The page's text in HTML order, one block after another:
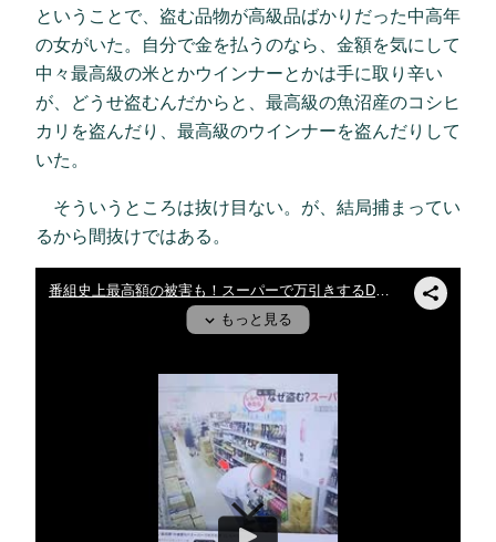
ということで、盗む品物が高級品ばかりだった中高年
の女がいた。自分で金を払うのなら、金額を気にして
中々最高級の米とかウインナーとかは手に取り辛い
が、どうせ盗むんだからと、最高級の魚沼産のコシヒ
カリを盗んだり、最高級のウインナーを盗んだりして
いた。
そういうところは抜け目ない。が、結局捕まってい
るから間抜けではある。